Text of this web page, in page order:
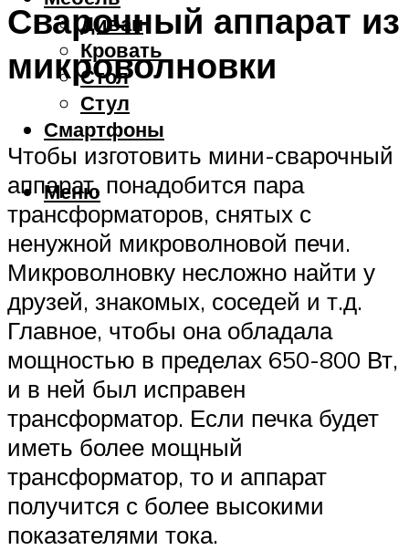
Диван
Кровать
Стол
Стул
Смартфоны
Меню
Сварочный аппарат из
микроволновки
Чтобы изготовить мини-сварочный
аппарат, понадобится пара
трансформаторов, снятых с
ненужной микроволновой печи.
Микроволновку несложно найти у
друзей, знакомых, соседей и т.д.
Главное, чтобы она обладала
мощностью в пределах 650-800 Вт,
и в ней был исправен
трансформатор. Если печка будет
иметь более мощный
трансформатор, то и аппарат
получится с более высокими
показателями тока.